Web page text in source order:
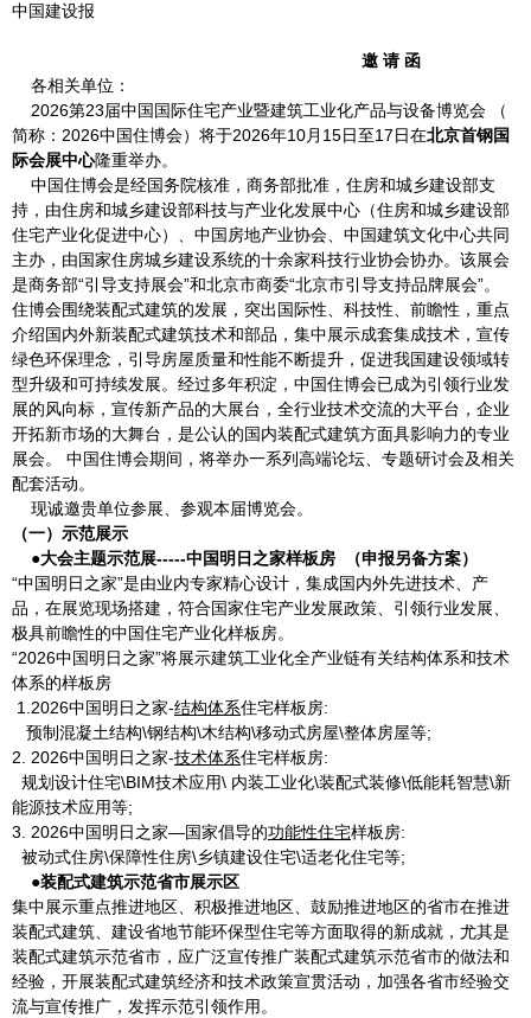
中国建设报
邀 请 函
各相关单位：
2026第23届中国国际住宅产业暨建筑工业化产品与设备博览会 （
简称：2026中国住博会）将于2026年10月15日至17日在北京首钢国
际会展中心隆重举办。
中国住博会是经国务院核准，商务部批准，住房和城乡建设部支
持，由住房和城乡建设部科技与产业化发展中心（住房和城乡建设部
住宅产业化促进中心）、中国房地产业协会、中国建筑文化中心共同
主办，由国家住房城乡建设系统的十余家科技行业协会协办。该展会
是商务部“引导支持展会”和北京市商委“北京市引导支持品牌展会”。
住博会围绕装配式建筑的发展，突出国际性、科技性、前瞻性，重点
介绍国内外新装配式建筑技术和部品，集中展示成套集成技术，宣传
绿色环保理念，引导房屋质量和性能不断提升，促进我国建设领域转
型升级和可持续发展。经过多年积淀，中国住博会已成为引领行业发
展的风向标，宣传新产品的大展台，全行业技术交流的大平台，企业
开拓新市场的大舞台，是公认的国内装配式建筑方面具影响力的专业
展会。 中国住博会期间，将举办一系列高端论坛、专题研讨会及相关
配套活动。
现诚邀贵单位参展、参观本届博览会。
（一）示范展示
●大会主题示范展-----中国明日之家样板房 （申报另备方案）
“中国明日之家”是由业内专家精心设计，集成国内外先进技术、产
品，在展览现场搭建，符合国家住宅产业发展政策、引领行业发展、
极具前瞻性的中国住宅产业化样板房。
“2026中国明日之家”将展示建筑工业化全产业链有关结构体系和技术
体系的样板房
1.2026中国明日之家-结构体系住宅样板房:
预制混凝土结构\钢结构\木结构\移动式房屋\整体房屋等;
2. 2026中国明日之家-技术体系住宅样板房:
规划设计住宅\BIM技术应用\ 内装工业化\装配式装修\低能耗智慧\新
能源技术应用等;
3. 2026中国明日之家—国家倡导的功能性住宅样板房:
被动式住房\保障性住房\乡镇建设住宅\适老化住宅等;
●装配式建筑示范省市展示区
集中展示重点推进地区、积极推进地区、鼓励推进地区的省市在推进
装配式建筑、建设省地节能环保型住宅等方面取得的新成就，尤其是
装配式建筑示范省市，应广泛宣传推广装配式建筑示范省市的做法和
经验，开展装配式建筑经济和技术政策宣贯活动，加强各省市经验交
流与宣传推广，发挥示范引领作用。